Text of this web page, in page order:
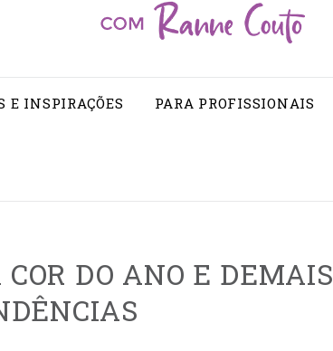
E INSPIRAÇÕES PARA PROFISSIONAIS
DO ANO E DEMAIS